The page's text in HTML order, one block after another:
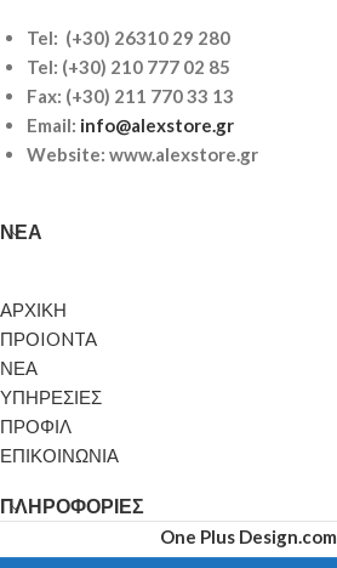
Tel: (+30) 26310 29 280
Tel: (+30) 210 777 02 85
Fax: (+30) 211 770 33 13
Email: info@alexstore.gr
Website: www.alexstore.gr
ΝΈΑ
ΑΡΧΙΚΗ
ΠΡΟIONTA
ΝΕΑ
ΥΠΗΡΕΣΙΕΣ
ΠΡΟΦΙΛ
ΕΠΙΚΟΙΝΩΝΙΑ
ΠΛΗΡΟΦΟΡΊΕΣ
One Plus Design.com